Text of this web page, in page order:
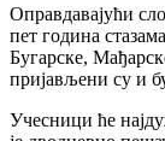
Оправдавајући
пет година
Бугарске,
пријављени су и
Учесници ће